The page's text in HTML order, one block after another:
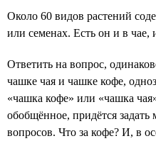
Около 60 видов растений
или семенах. Есть он и в чае,
Ответить на вопрос,
чашке чая и чашке кофе,
«чашка кофе» или «чашка
обобщённое, придётся
вопросов. Что за кофе? И, в